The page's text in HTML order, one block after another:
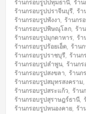
ร้านกรอบรูปปทุมธานี, ร้า
ร้านกรอบรูปปราจีนบุรี, ร้า
ร้านกรอบรูปพังงา, ร้านกร
ร้านกรอบรูปพิษณุโลก, ร้า
ร้านกรอบรูปมุกดาหาร, ร้า
ร้านกรอบรูปร้อยเอ็ด, ร้าน
ร้านกรอบรูปราชบุรี, ร้านก
ร้านกรอบรูปลำพูน, ร้านกร
ร้านกรอบรูปสงขลา, ร้านก
ร้านกรอบรูปสมุทรสงคราม,
ร้านกรอบรูปสระแก้ว, ร้าน
ร้านกรอบรูปสุราษฎร์ธานี,
ร้านกรอบรูปหนองคาย, ร้า